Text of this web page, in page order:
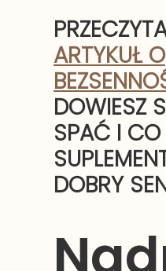
ARTYKUŁ O
DOWIESZ
SPAĆ I CO
DOBRY